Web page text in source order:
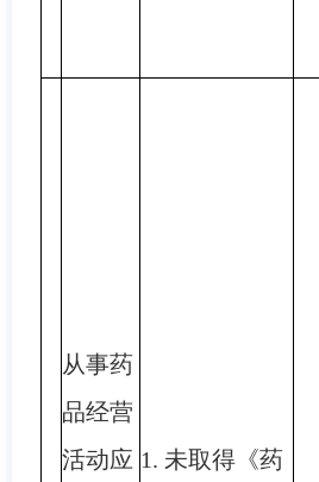
从事药
品经营
活动应 1. 未取得《药